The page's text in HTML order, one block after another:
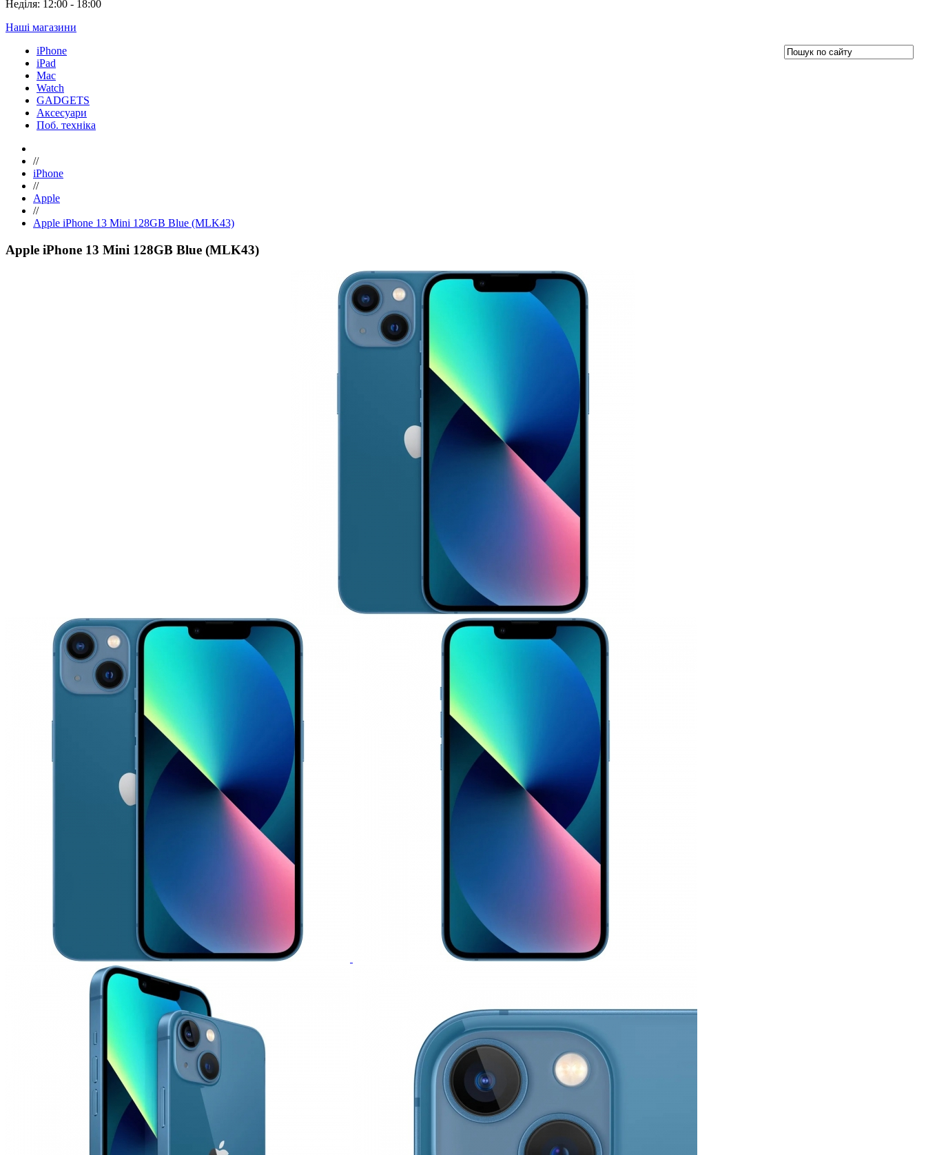
Неділя: 12:00 - 18:00
Наші магазини
iPhone
iPad
Mac
Watch
GADGETS
Аксесуари
Поб. техніка
//
iPhone
//
Apple
//
Apple iPhone 13 Mini 128GB Blue (MLK43)
Apple iPhone 13 Mini 128GB Blue (MLK43)